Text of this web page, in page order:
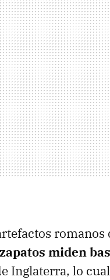
romanos
miden
Inglaterra, lo